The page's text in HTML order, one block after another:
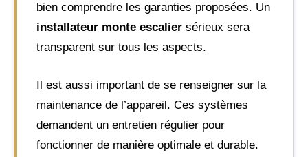
bien comprendre les garanties proposées. Un
installateur monte escalier sérieux sera
transparent sur tous les aspects.
Il est aussi important de se renseigner sur la
maintenance de l’appareil. Ces systèmes
demandent un entretien régulier pour
fonctionner de manière optimale et durable.